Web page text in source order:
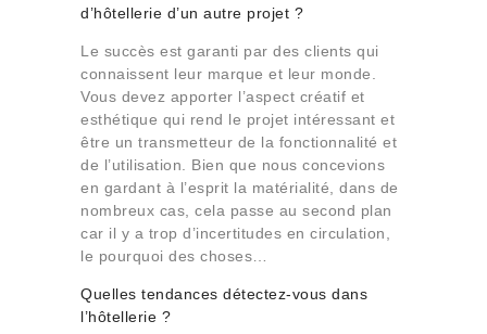
d’hôtellerie d’un autre projet ?
Le succès est garanti par des clients qui
connaissent leur marque et leur monde.
Vous devez apporter l’aspect créatif et
esthétique qui rend le projet intéressant et
être un transmetteur de la fonctionnalité et
de l’utilisation. Bien que nous concevions
en gardant à l’esprit la matérialité, dans de
nombreux cas, cela passe au second plan
car il y a trop d’incertitudes en circulation,
le pourquoi des choses…
Quelles tendances détectez-vous dans
l’hôtellerie ?